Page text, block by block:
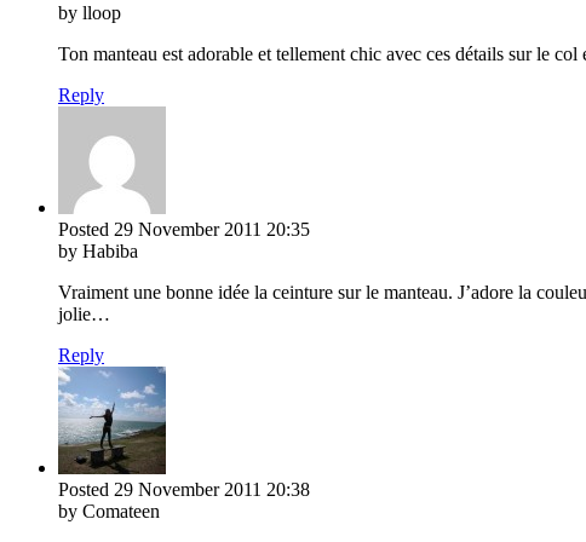
by lloop
Ton manteau est adorable et tellement chic avec ces détails sur le col
Reply
Posted 29 November 2011 20:35
by Habiba
Vraiment une bonne idée la ceinture sur le manteau. J’adore la
jolie…
Reply
Posted 29 November 2011 20:38
by Comateen